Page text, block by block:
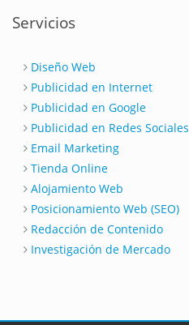
Servicios
Diseño Web
Publicidad en Internet
Publicidad en Google
Publicidad en Redes Sociales
Email Marketing
Tienda Online
Alojamiento Web
Posicionamiento Web (SEO)
Redacción de Contenido
Investigación de Mercado